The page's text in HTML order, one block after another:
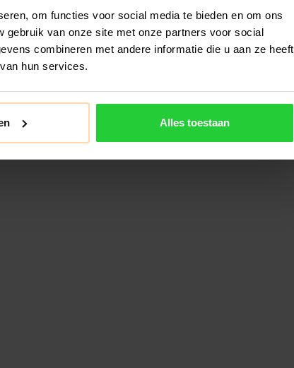
om functies voor social media te bieden en om ons
gebruik van onze site met onze partners voor social
combineren met andere informatie die u aan ze heeft
hun services.
Alles toestaan